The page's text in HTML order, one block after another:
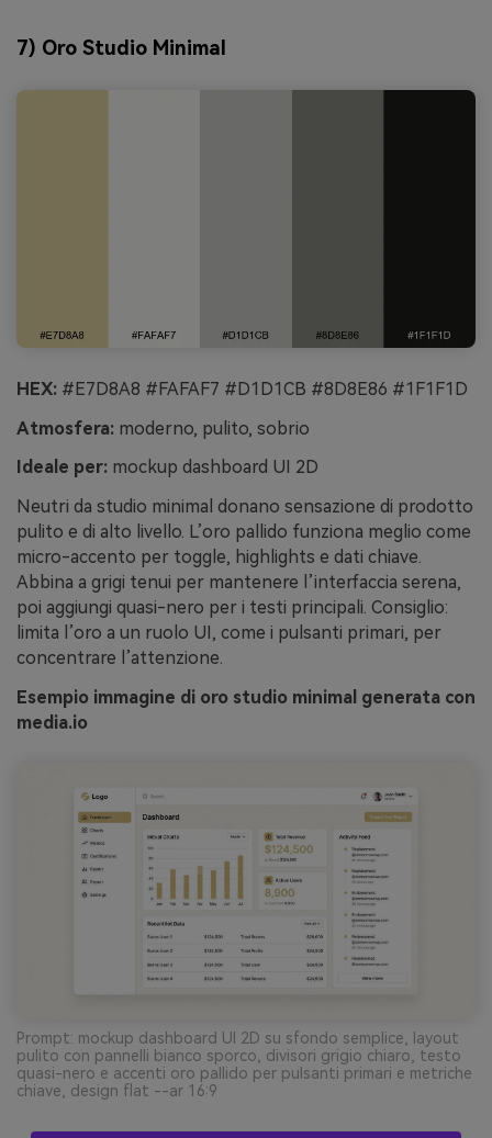
7) Oro Studio Minimal
HEX: #E7D8A8 #FAFAF7 #D1D1CB #8D8E86 #1F1F1D
Atmosfera: moderno, pulito, sobrio
Ideale per: mockup dashboard UI 2D
Neutri da studio minimal donano sensazione di prodotto
pulito e di alto livello. L’oro pallido funziona meglio come
micro-accento per toggle, highlights e dati chiave.
Abbina a grigi tenui per mantenere l’interfaccia serena,
poi aggiungi quasi-nero per i testi principali. Consiglio:
limita l’oro a un ruolo UI, come i pulsanti primari, per
concentrare l’attenzione.
Esempio immagine di oro studio minimal generata con
media.io
Prompt: mockup dashboard UI 2D su sfondo semplice, layout
pulito con pannelli bianco sporco, divisori grigio chiaro, testo
quasi-nero e accenti oro pallido per pulsanti primari e metriche
chiave, design flat --ar 16:9